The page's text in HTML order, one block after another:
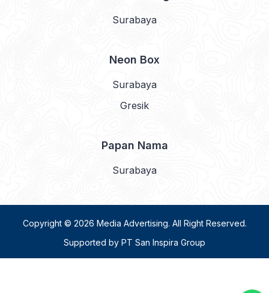
Surabaya
Neon Box
Surabaya
Gresik
Papan Nama
Surabaya
Copyright © 2026 Media Advertising. All Right Reserved.
Supported by PT San Inspira Group